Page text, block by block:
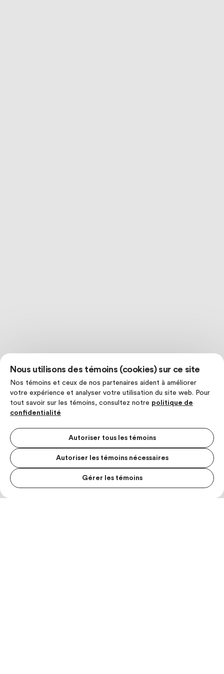
Nous utilisons des témoins (cookies) sur ce site
Nos témoins et ceux de nos partenaires aident à améliorer
votre expérience et analyser votre utilisation du site web. Pour
tout savoir sur les témoins, consultez notre politique de
confidentialité
Autoriser tous les témoins
Autoriser les témoins nécessaires
Gérer les témoins
MENU